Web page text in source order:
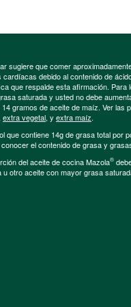
sugiere que comer
debido al contenido de
que respalde esta afirmación.
saturada y usted no debe
gramos de aceite de maíz. Ver las
extra vegetal, y extra maíz.
que contiene 14g de grasa total por
el contenido de grasa y
del aceite de cocina Mazola®
otro aceite con mayor grasa